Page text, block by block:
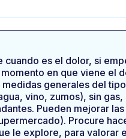
es el dolor, si
en que viene el
generales del
vino, zumos), sin
Pueden mejorar
Procure
le explore, para valorar